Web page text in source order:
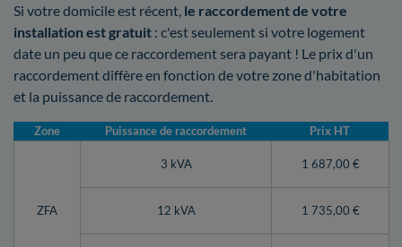
Si votre domicile est récent, le raccordement de votre
installation est gratuit : c'est seulement si votre logement
date un peu que ce raccordement sera payant ! Le prix d'un
raccordement diffère en fonction de votre zone d'habitation
et la puissance de raccordement.
Zone Puissance de raccordement Prix HT
ZFA
3 kVA 1 687,00 €
12 kVA 1 735,00 €